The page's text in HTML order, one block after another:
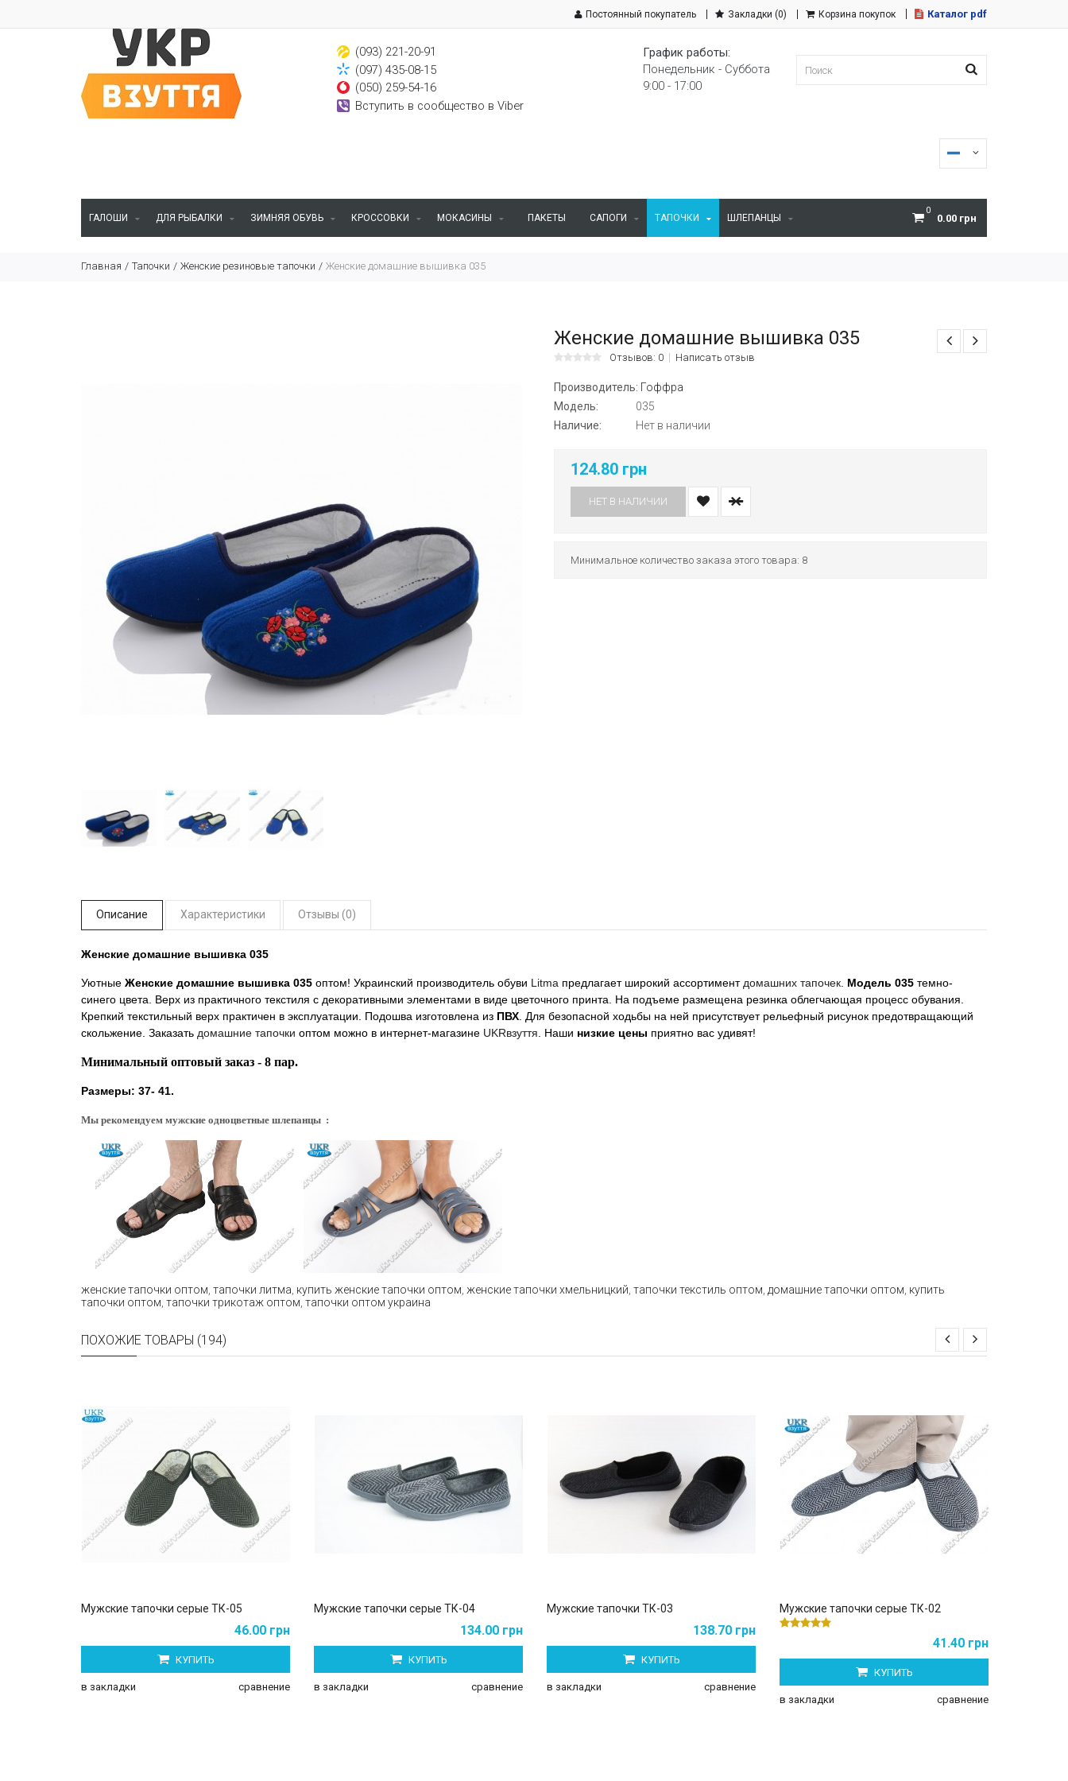
Постоянный покупатель Закладки (0) Корзина покупок Каталог pdf
(093) 221-20-91
(097) 435-08-15
(050) 259-54-16
Вступить в сообщество в Viber
График работы:
Понедельник - Суббота
9:00 - 17:00
0
0.00 грн
ГАЛОШИ ДЛЯ РЫБАЛКИ ЗИМНЯЯ ОБУВЬ КРОССОВКИ МОКАСИНЫ ПАКЕТЫ САПОГИ ТАПОЧКИ ШЛЕПАНЦЫ
Главная Тапочки Женские резиновые тапочки Женские домашние вышивка 035
Женские домашние вышивка 035
Отзывов: 0 Написать отзыв
Производитель: Гоффра
Модель:
035
Наличие:
Нет в наличии
124.80 грн
НЕТ В НАЛИЧИИ
Минимальное количество заказа этого товара: 8
Описание Характеристики Отзывы (0)
Женские домашние вышивка 035
Уютные Женские домашние вышивка 035 оптом! Украинский производитель обуви Litma предлагает широкий ассортимент домашних тапочек Модель 035 темно-
синего цвета. Верх из практичного текстиля с декоративными элементами в виде цветочного принта. На подъеме размещена резинка облегчающая процесс обувания.
Крепкий текстильный верх практичен в эксплуатации. Подошва изготовлена из ПВХ . Для безопасной ходьбы на ней присутствует рельефный рисунок предотвращающий
скольжение. Заказать домашние тапочки оптом можно в интернет-магазине UKRвзуття . Наши низкие цены приятно вас удивят!
Минимальный оптовый заказ - 8 пар.
Размеры: 37- 41.
Мы рекомендуем мужские одноцветные шлепанцы :
женские тапочки оптом тапочки литма купить женские тапочки оптом женские тапочки хмельницкий тапочки текстиль оптом домашние тапочки оптом купить
тапочки оптом тапочки трикотаж оптом тапочки оптом украина
ПОХОЖИЕ ТОВАРЫ (194)
Мужские тапочки серые ТК-05
46.00 грн
КУПИТЬ
в закладки сравнение
Мужские тапочки серые ТК-04
134.00 грн
КУПИТЬ
в закладки сравнение
Мужские тапочки ТК-03
138.70 грн
КУПИТЬ
в закладки сравнение
Мужские тапочки серые ТК-02
41.40 грн
КУПИТЬ
в закладки сравнение